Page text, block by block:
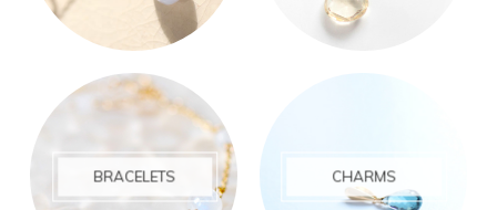
BRACELETS CHARMS